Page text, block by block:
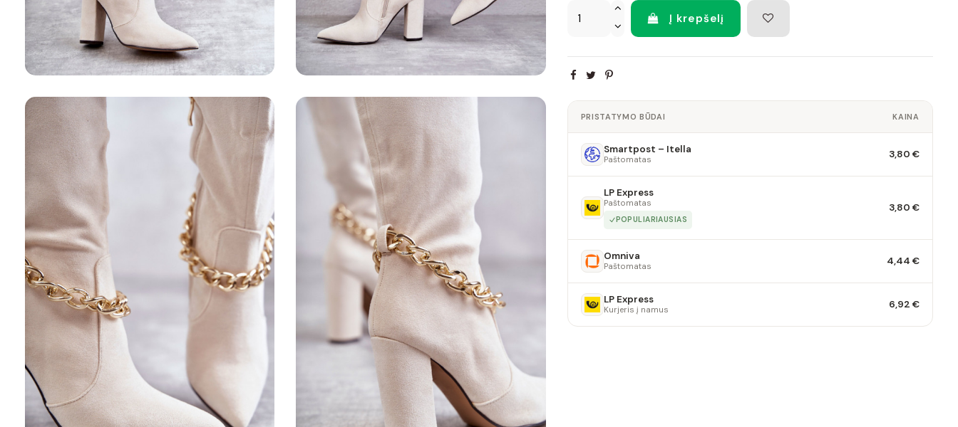
Į krepšelį
PRISTATYMO BŪDAI KAINA
Smartpost – Itella
Paštomatas 3,80 €
LP Express
Paštomatas
POPULIARIAUSIAS
3,80 €
Omniva
Paštomatas 4,44 €
LP Express
Kurjeris į namus 6,92 €